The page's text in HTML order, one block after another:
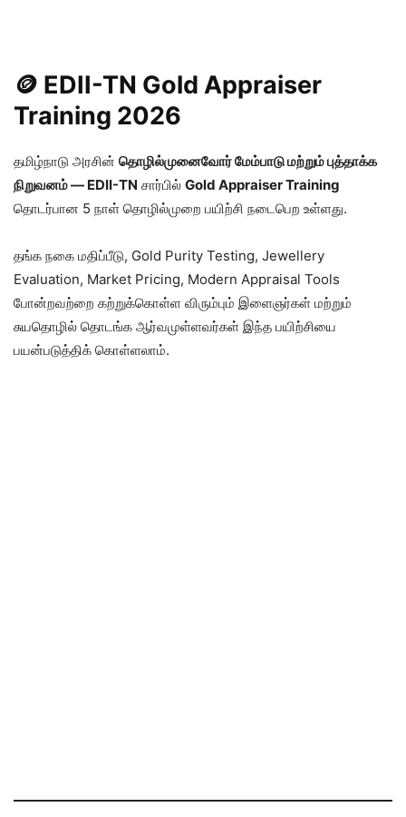
🪙 EDII-TN Gold Appraiser
Training 2026
தமிழ்நாடு அரசின் தொழில்முனைவோர் மேம்பாடு மற்றும் புத்தாக்க
நிறுவனம் — EDII-TN சார்பில் Gold Appraiser Training
தொடர்பான 5 நாள் தொழில்முறை பயிற்சி நடைபெற உள்ளது.
தங்க நகை மதிப்பீடு, Gold Purity Testing, Jewellery
Evaluation, Market Pricing, Modern Appraisal Tools
போன்றவற்றை கற்றுக்கொள்ள விரும்பும் இளைஞர்கள் மற்றும்
சுயதொழில் தொடங்க ஆர்வமுள்ளவர்கள் இந்த பயிற்சியை
பயன்படுத்திக் கொள்ளலாம்.